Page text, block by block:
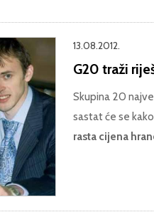
13.08.2012.
G20 traži
Skupina 20
sastat će se
rasta cijena